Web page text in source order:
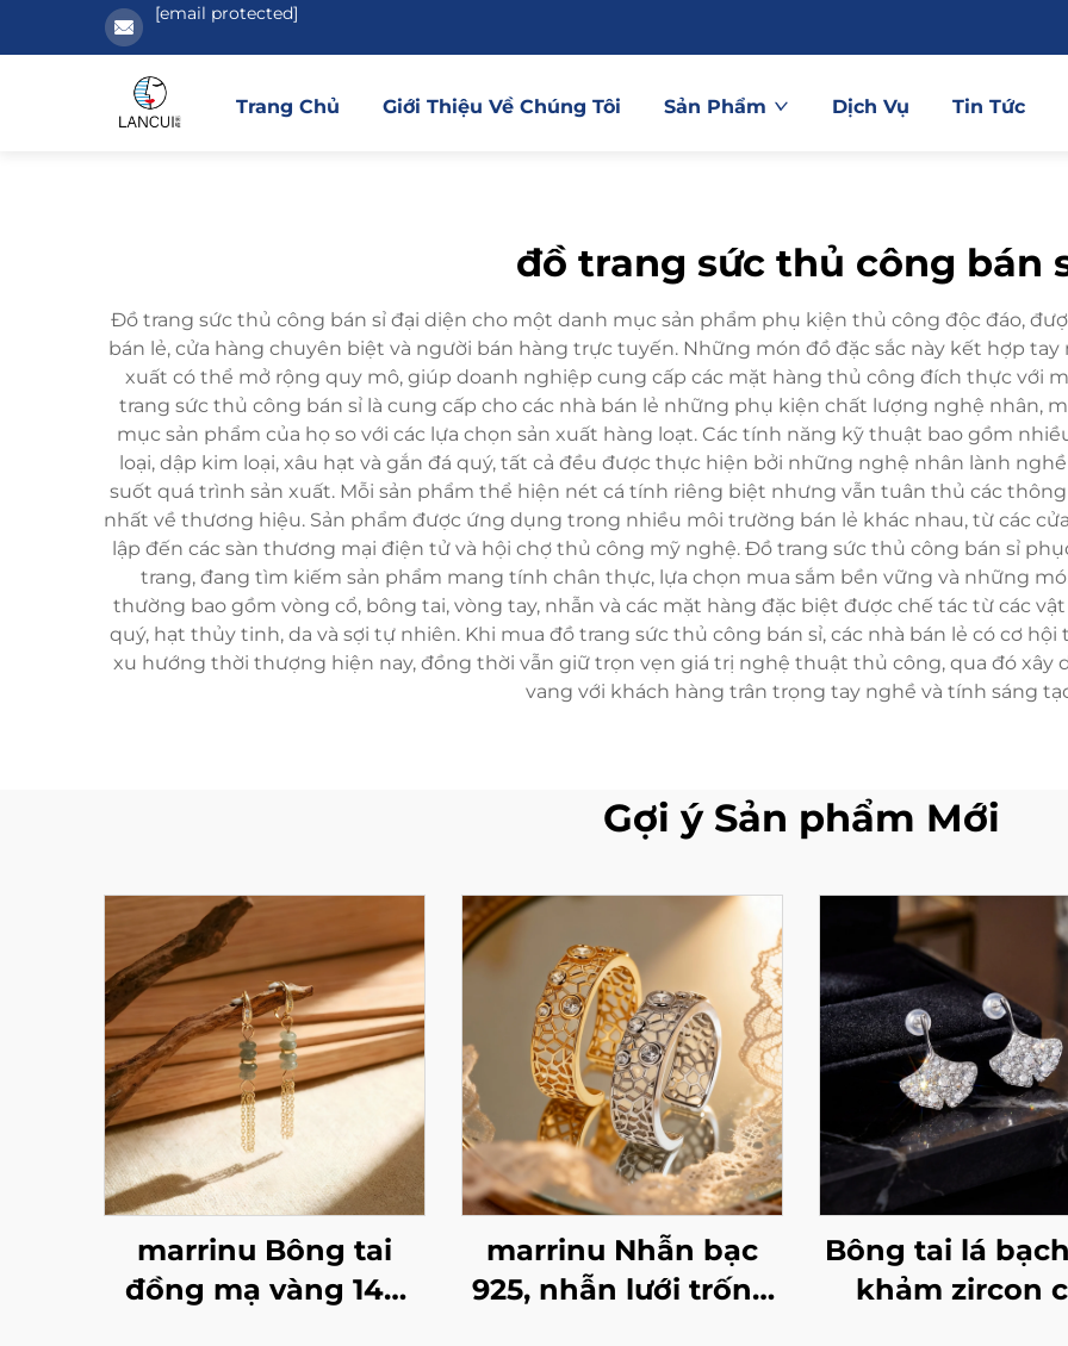
[email protected]
Trang Chủ Giới Thiệu Về Chúng Tôi Sản Phẩm Dịch Vụ Tin Tức
đồ trang sức thủ công bán
Đồ trang sức thủ công bán sỉ đại diện cho một danh mục sản phẩm phụ kiện thủ công độc đáo,
bán lẻ, cửa hàng chuyên biệt và người bán hàng trực tuyến. Những món đồ đặc sắc này kết hợp
xuất có thể mở rộng quy mô, giúp doanh nghiệp cung cấp các mặt hàng thủ công đích thực với
trang sức thủ công bán sỉ là cung cấp cho các nhà bán lẻ những phụ kiện chất lượng nghệ nhân,
mục sản phẩm của họ so với các lựa chọn sản xuất hàng loạt. Các tính năng kỹ thuật bao gồm
loại, dập kim loại, xâu hạt và gắn đá quý, tất cả đều được thực hiện bởi những nghệ nhân lành
suốt quá trình sản xuất. Mỗi sản phẩm thể hiện nét cá tính riêng biệt nhưng vẫn tuân thủ các
nhất về thương hiệu. Sản phẩm được ứng dụng trong nhiều môi trường bán lẻ khác nhau, từ các
lập đến các sàn thương mại điện tử và hội chợ thủ công mỹ nghệ. Đồ trang sức thủ công bán sỉ
trang, đang tìm kiếm sản phẩm mang tính chân thực, lựa chọn mua sắm bền vững và những
thường bao gồm vòng cổ, bông tai, vòng tay, nhẫn và các mặt hàng đặc biệt được chế tác từ các
quý, hạt thủy tinh, da và sợi tự nhiên. Khi mua đồ trang sức thủ công bán sỉ, các nhà bán lẻ có cơ
xu hướng thời thượng hiện nay, đồng thời vẫn giữ trọn vẹn giá trị nghệ thuật thủ công, qua đó xây
vang với khách hàng trân trọng tay nghề và tính sáng
Gợi ý Sản phẩm Mới
marrinu Bông tai
đồng mạ vàng 14K
marrinu Nhẫn bạc
925, nhẫn lưới trống
Bông tai lá
khảm zircon